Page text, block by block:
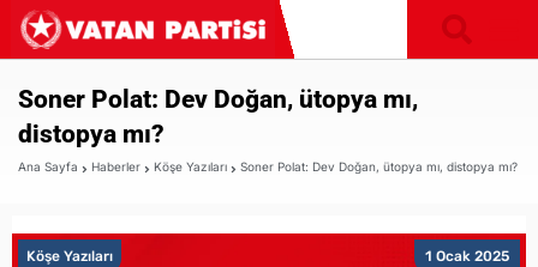
Soner Polat: Dev Doğan, ütopya mı,
distopya mı?
Ana Sayfa Haberler Köşe Yazıları Soner Polat: Dev Doğan, ütopya mı, distopya mı?
1 Ocak 2025
Köşe Yazıları